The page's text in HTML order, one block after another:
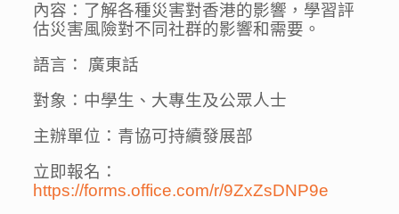
內容：了解各種災害對香港的影響，學習評
估災害風險對不同社群的影響和需要。
語言： 廣東話
對象：中學生、大專生及公眾人士
主辦單位：青協可持續發展部
立即報名：
https://forms.office.com/r/9ZxZsDNP9e